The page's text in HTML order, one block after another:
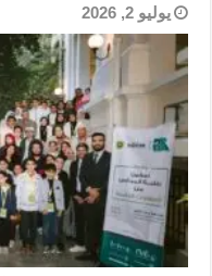
يوليو 2, 2026